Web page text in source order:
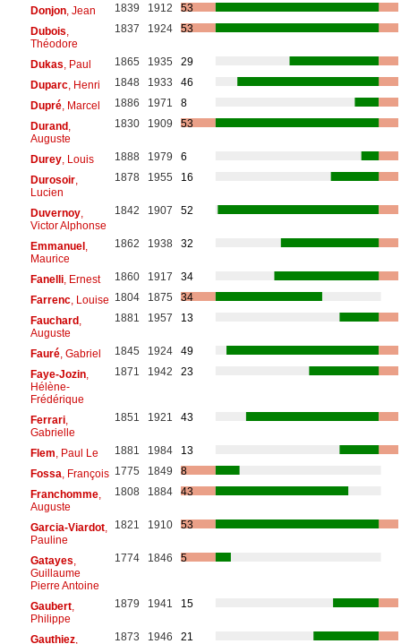
Donjon, Jean 1839 1912
53
Dubois
Théodore
1837 1924 53
Dukas , Paul 1865 1935
29
Duparc, Henri 1848 1933
46
Dupré, Marcel 1886 1971
8
Durand,
Auguste
1830 1909 53
Durey, Louis 1888 1979
6
Durosoir,
Lucien
1878 1955 16
Duvernoy,
Victor Alphonse
1842 1907 52
Emmanuel,
Maurice
1862 1938 32
Fanelli, Ernest 1860 1917
34
Farrenc, Louise 1804 1875
34
Fauchard,
Auguste
1881 1957 13
Fauré, Gabriel 1845 1924
49
Faye-Jozin,
Hélène-
Frédérique
1871 1942 23
Ferrari,
Gabrielle
1851 1921 43
Flem , Paul Le 1881 1984
13
Fossa , François 1775 1849
8
Franchomme,
Auguste
1808 1884 43
Garcia-Viardot,
Pauline
1821 1910 53
Gatayes
Guillaume
Pierre Antoine
1774 1846 5
Gaubert,
Philippe
1879 1941 15
Gauthiez, 1873 1946 21